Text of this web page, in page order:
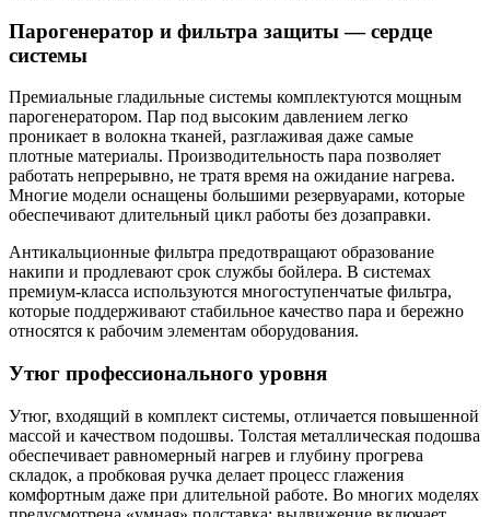
Парогенератор и фильтра защиты — сердце
системы
Премиальные гладильные системы комплектуются мощным
парогенератором. Пар под высоким давлением легко
проникает в волокна тканей, разглаживая даже самые
плотные материалы. Производительность пара позволяет
работать непрерывно, не тратя время на ожидание нагрева.
Многие модели оснащены большими резервуарами, которые
обеспечивают длительный цикл работы без дозаправки.
Антикальционные фильтра предотвращают образование
накипи и продлевают срок службы бойлера. В системах
премиум-класса используются многоступенчатые фильтра,
которые поддерживают стабильное качество пара и бережно
относятся к рабочим элементам оборудования.
Утюг профессионального уровня
Утюг, входящий в комплект системы, отличается повышенной
массой и качеством подошвы. Толстая металлическая подошва
обеспечивает равномерный нагрев и глубину прогрева
складок, а пробковая ручка делает процесс глажения
комфортным даже при длительной работе. Во многих моделях